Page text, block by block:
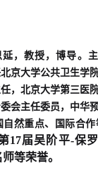
， 教授 ，博导。
京⼤学公共卫⽣学
，北京⼤学第三医
会主任委员， 中华
⾃ 然重点、国际合作
17届吴阶平-保罗
等荣誉。